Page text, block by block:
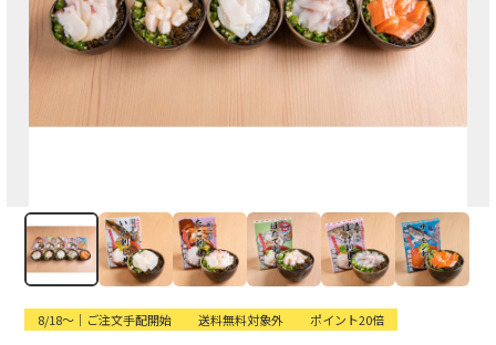
8/18〜｜ご注文手配開始 送料無料対象外 ポイント20倍